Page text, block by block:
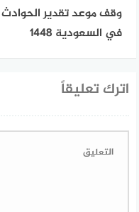
وقف موعد تقدير الحوادث
في السعودية 1448
اترك تعليقاً